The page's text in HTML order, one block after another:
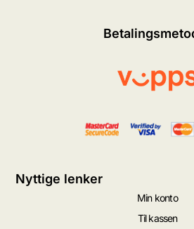
Nyttige lenker
Min konto
Til kassen